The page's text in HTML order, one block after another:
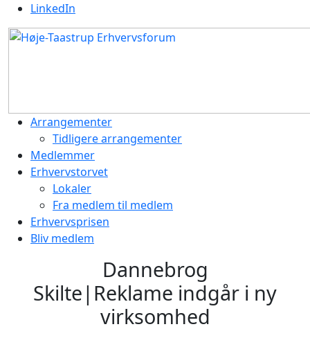
LinkedIn
Arrangementer
Tidligere arrangementer
Medlemmer
Erhvervstorvet
Lokaler
Fra medlem til medlem
Erhvervsprisen
Bliv medlem
Dannebrog
Skilte|Reklame indgår i ny
virksomhed